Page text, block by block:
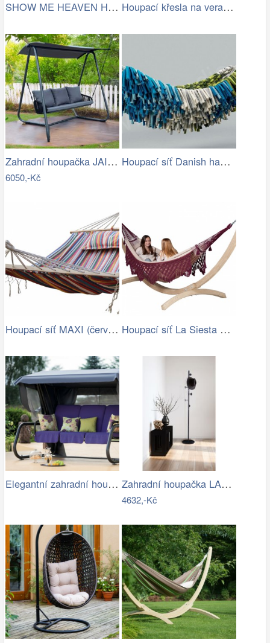
SHOW ME HEAVEN Houpací síť, pruhy… Houpací křesla na verandě
Zahradní houpačka JAIRA Tempo Kondela
6050,-Kč
Houpací síť Danish hammock - Artedio.cz
Houpací síť MAXI (červená) | Jena… Houpací síť La Siesta Bossanova Family …
Elegantní zahradní houpačka VENEZIA Zahradní houpačka LAMIA Tempo Kondela
4632,-Kč